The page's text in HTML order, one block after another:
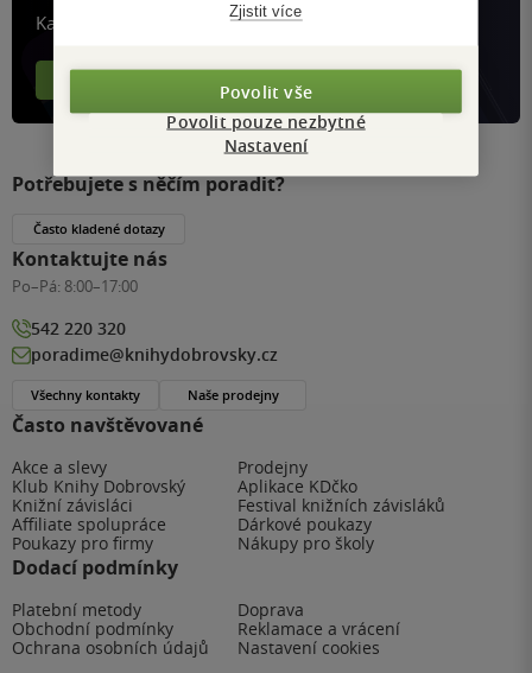
Každý měsíc společně přečteme tisíce knih
Často navštěvované
Akce a slevy
Prodejny
Klub Knihy Dobrovský
Aplikace KDčko
Knižní závisláci
Festival knižních závisláků
Affiliate spolupráce
Dárkové poukazy
Poukazy pro firmy
Nákupy pro školy
Dodací podmínky
Platební metody
Doprava
Obchodní podmínky
Reklamace a vrácení
Ochrana osobních údajů
Nastavení cookies
Potřebujete s něčím poradit?
Často kladené dotazy
Kontaktujte nás
Po–Pá: 8:00–17:00
542 220 320
poradime@knihydobrovsky.cz
Všechny kontakty Naše prodejny
Zjistit více
Povolit vše
Povolit pouze nezbytné
Nastavení